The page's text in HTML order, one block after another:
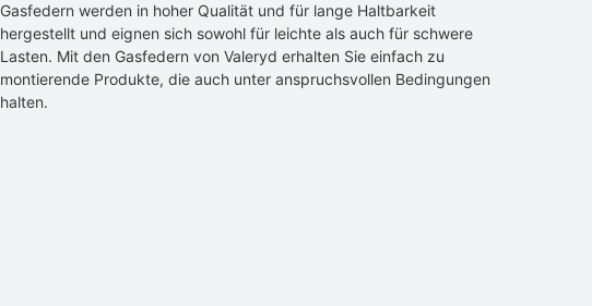
Gasfedern werden in hoher Qualität und für lange Haltbarkeit
hergestellt und eignen sich sowohl für leichte als auch für schwere
Lasten. Mit den Gasfedern von Valeryd erhalten Sie einfach zu
montierende Produkte, die auch unter anspruchsvollen Bedingungen
halten.